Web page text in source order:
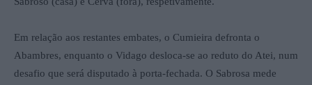
Em relação aos restantes embates, o Cumieira defronta o
Abambres, enquanto o Vidago desloca-se ao reduto do Atei, num
desafio que será disputado à porta-fechada. O Sabrosa mede